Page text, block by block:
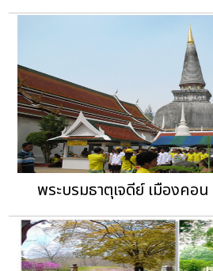
พระบรมธาตุเจดีย์ เมืองคอ